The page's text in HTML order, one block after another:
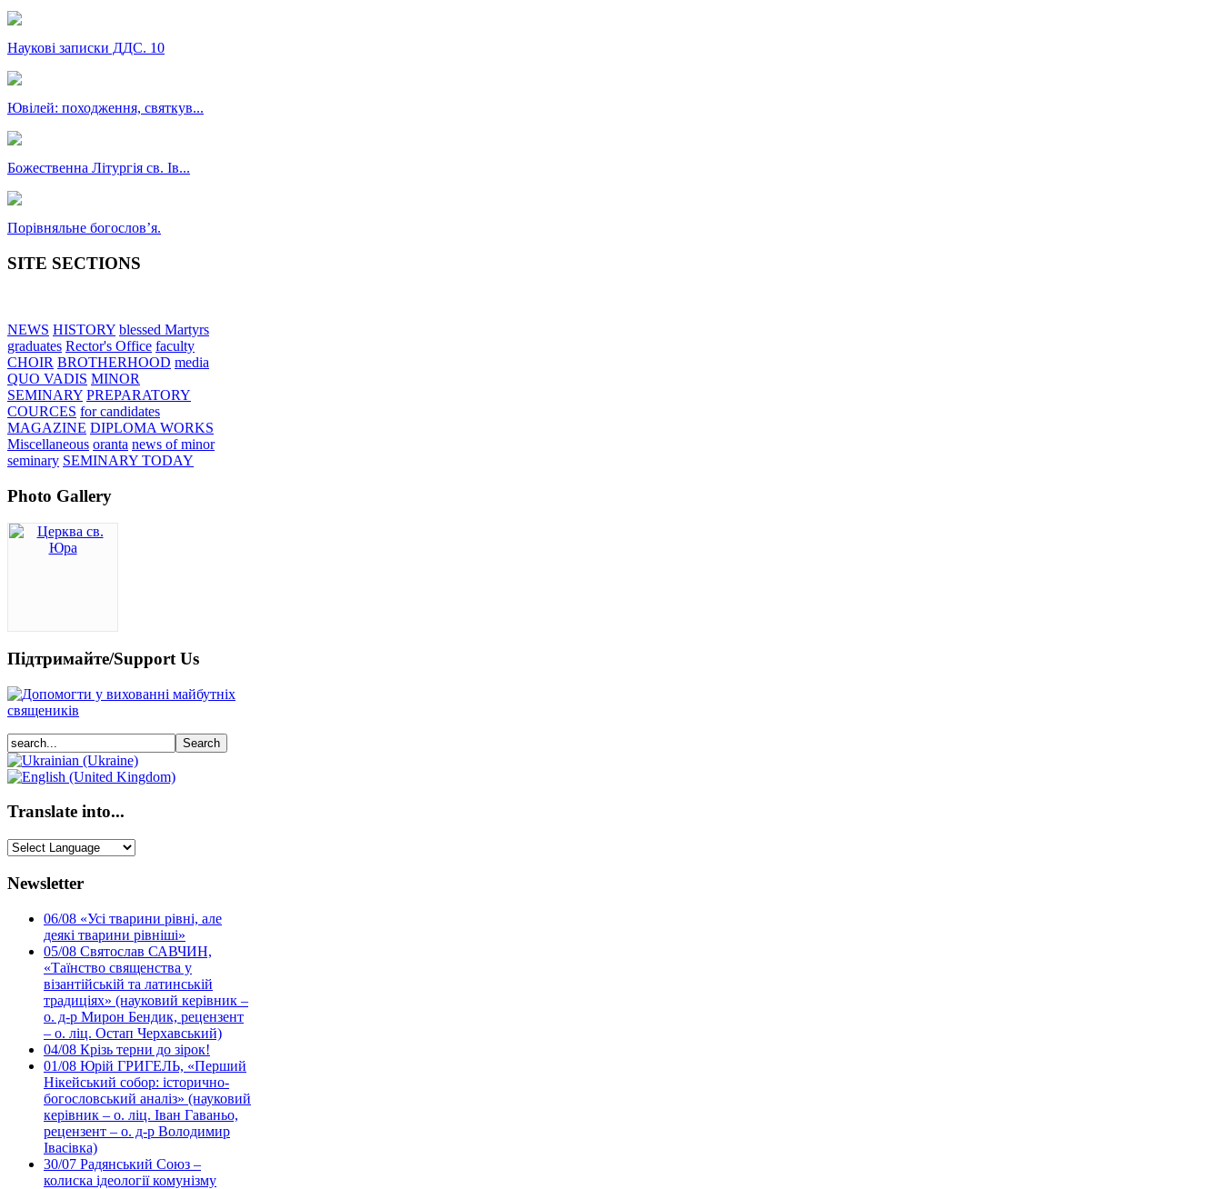
Наукові записки ДДС. 10
Ювілей: походження, святкув...
Божественна Літургія св. Ів...
Порівняльне богословʼя.
SITE SECTIONS
NEWS HISTORY blessed Martyrs
graduates Rector's Office faculty
CHOIR BROTHERHOOD media
QUO VADIS MINOR
SEMINARY PREPARATORY
COURCES for candidates
MAGAZINE DIPLOMA WORKS
Miscellaneous oranta news of minor
seminary SEMINARY TODAY
Photo Gallery
Підтримайте/Support Us
Translate into...
Newsletter
06/08 «Усі тварини рівні, але
деякі тварини рівніші»
05/08 Святослав САВЧИН,
«Таїнство священства у
візантійській та латинській
традиціях» (науковий керівник –
о. д-р Мирон Бендик, рецензент
– о. ліц. Остап Черхавський)
04/08 Крізь терни до зірок!
01/08 Юрій ГРИГЕЛЬ, «Перший
Нікейський собор: історично-
богословський аналіз» (науковий
керівник – о. ліц. Іван Гаваньо,
рецензент – о. д-р Володимир
Івасівка)
30/07 Радянський Союз –
колиска ідеології комунізму